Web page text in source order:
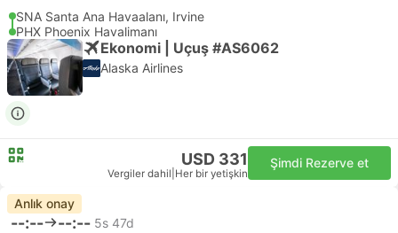
SNA Santa Ana Havaalanı, Irvine
PHX Phoenix Havalimanı
Ekonomi | Uçuş #AS6062
Alaska Airlines
USD 331
Vergiler dahil Her bir yetişkin
Şimdi Rezerve et
Anlık onay
--:-- --:-- 5s 47d